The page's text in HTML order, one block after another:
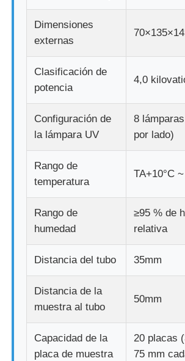
máquina de prueba de tela
Regulador de la temperatura y de
Dimensiones
externas
Clasificación de
potencia
4,0
Configuración de
la lámpara UV
8
por lado)
Rango de
temperatura
TA+10°C
Rango de
humedad
≥95 % de
relativa
Distancia del tubo 35mm
Distancia de la
muestra al tubo
50mm
Capacidad de la
placa de muestra
20 placas
75 mm